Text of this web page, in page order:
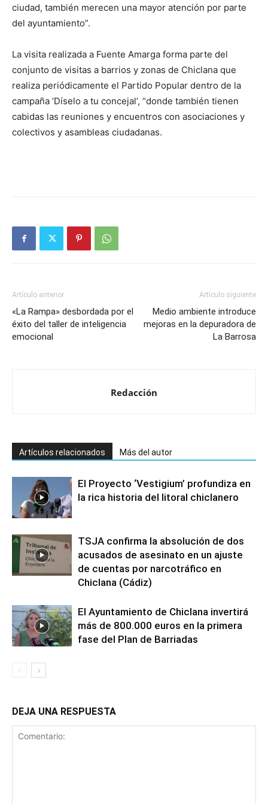
ciudad, también merecen una mayor atención por parte
del ayuntamiento”.
La visita realizada a Fuente Amarga forma parte del
conjunto de visitas a barrios y zonas de Chiclana que
realiza periódicamente el Partido Popular dentro de la
campaña ‘Díselo a tu concejal’, “donde también tienen
cabidas las reuniones y encuentros con asociaciones y
colectivos y asambleas ciudadanas.
Artículo anterior
«La Rampa» desbordada por el
éxito del taller de inteligencia
emocional
Artículo siguiente
Medio ambiente introduce
mejoras en la depuradora de
La Barrosa
Redacción
Artículos relacionados Más del autor
El Proyecto ‘Vestigium’ profundiza en
la rica historia del litoral chiclanero
TSJA confirma la absolución de dos
acusados de asesinato en un ajuste
de cuentas por narcotráfico en
Chiclana (Cádiz)
El Ayuntamiento de Chiclana invertirá
más de 800.000 euros en la primera
fase del Plan de Barriadas
DEJA UNA RESPUESTA